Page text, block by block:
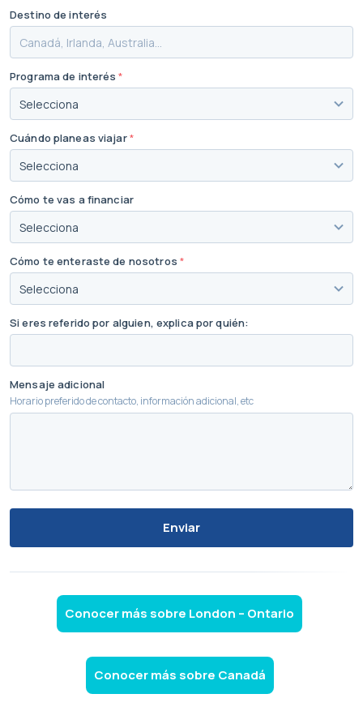
Destino de interés
Programa de interés *
Cuándo planeas viajar*
Cómo te vas a financiar
Cómo te enteraste de nosotros *
Si eres referido por alguien, explica por quién:
Mensaje adicional
Horario preferido de contacto, información adicional, etc
Enviar
Conocer más sobre London – Ontario
Conocer más sobre Canadá